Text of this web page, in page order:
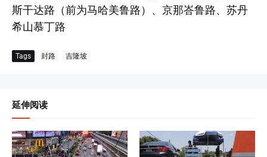
斯干达路（前为马哈美鲁路）、京那峇鲁路、苏丹
希山慕丁路
Tags 封路 吉隆坡
延伸阅读